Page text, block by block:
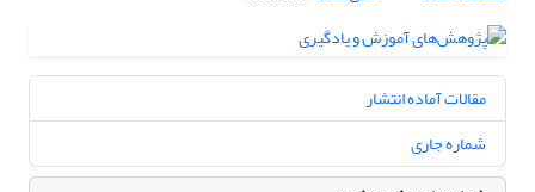
مقالات آماده انتشار
شماره جاری